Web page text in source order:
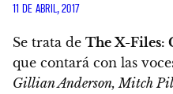
11 DE ABRIL, 2017
Se trata de The X-Files:
que contará con las
Gillian Anderson, Mitch